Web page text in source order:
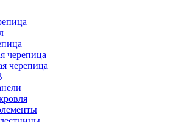
черепица
черепица